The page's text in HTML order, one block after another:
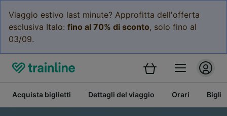
Viaggio estivo last minute? Approfitta dell'offerta
esclusiva Italo: fino al 70% di sconto, solo fino al
03/09.
Acquista biglietti Dettagli del viaggio Orari